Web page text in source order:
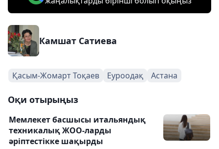
Камшат Сатиева
Қасым-Жомарт Тоқаев Еуроодақ Астана
Оқи отырыңыз
Мемлекет басшысы итальяндық
техникалық ЖОО-ларды
әріптестікке шақырды